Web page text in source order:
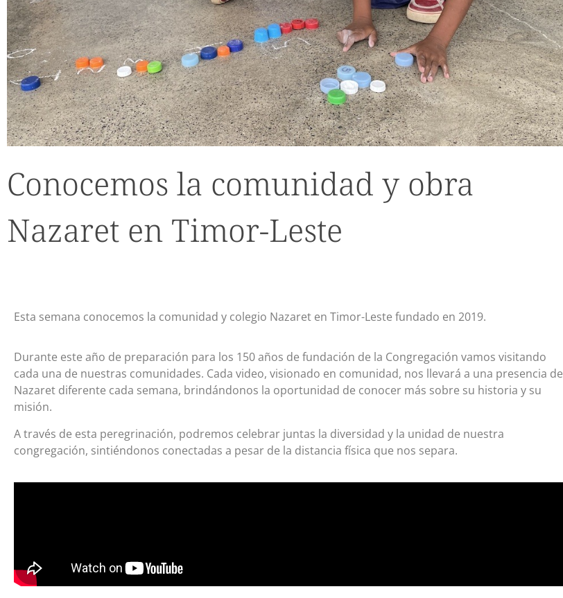
Conocemos la comunidad y obra
Nazaret en Timor-Leste
Esta semana conocemos la comunidad y colegio Nazaret en Timor-Leste fundado en 2019.
Durante este año de preparación para los 150 años de fundación de la Congregación vamos visitando
cada una de nuestras comunidades. Cada video, visionado en comunidad, nos llevará a una presencia de
Nazaret diferente cada semana, brindándonos la oportunidad de conocer más sobre su historia y su
misión.
A través de esta peregrinación, podremos celebrar juntas la diversidad y la unidad de nuestra
congregación, sintiéndonos conectadas a pesar de la distancia física que nos separa.